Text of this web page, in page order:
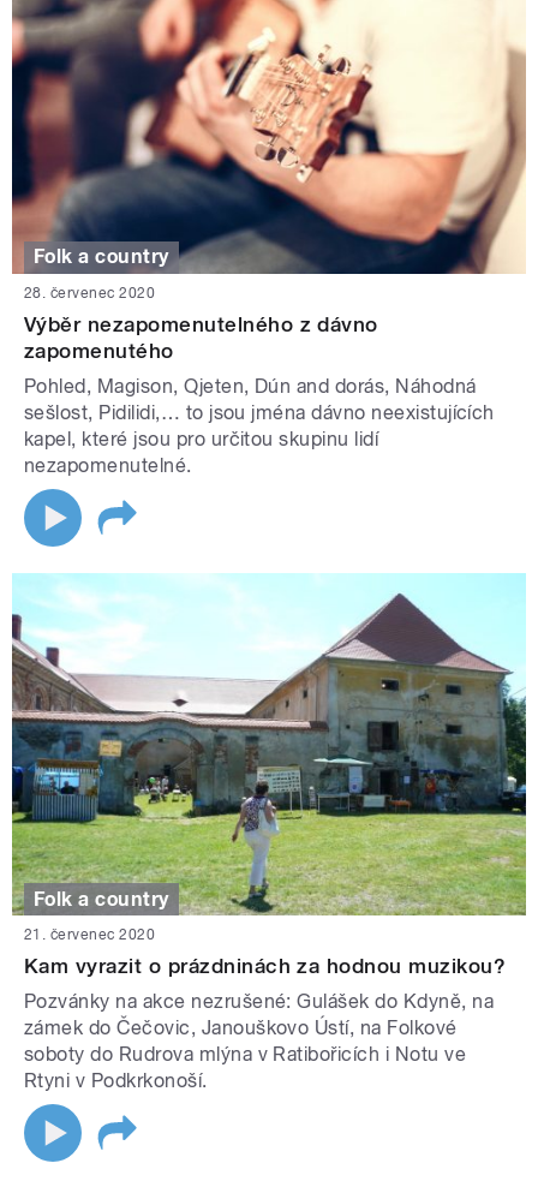
Folk a country
28. červenec 2020
Výběr nezapomenutelného z dávno
zapomenutého
Pohled, Magison, Qjeten, Dún and dorás, Náhodná
sešlost, Pidilidi,… to jsou jména dávno neexistujících
kapel, které jsou pro určitou skupinu lidí
nezapomenutelné.
Folk a country
21. červenec 2020
Kam vyrazit o prázdninách za hodnou muzikou?
Pozvánky na akce nezrušené: Gulášek do Kdyně, na
zámek do Čečovic, Janouškovo Ústí, na Folkové
soboty do Rudrova mlýna v Ratibořicích i Notu ve
Rtyni v Podkrkonoší.